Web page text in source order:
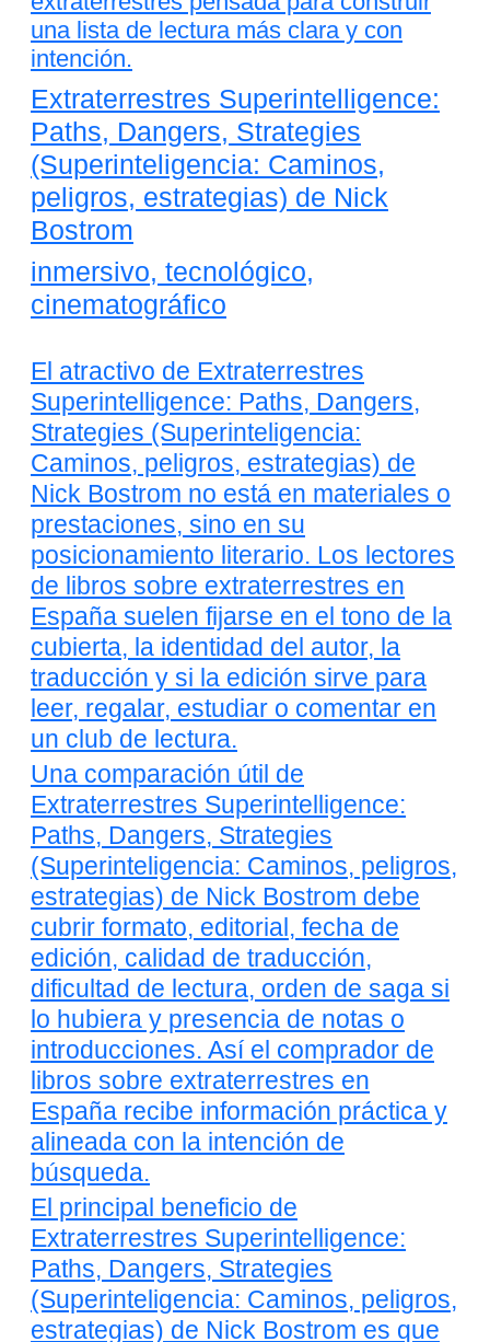
una lista de lectura más clara y con
intención.
Extraterrestres Superintelligence:
Paths, Dangers, Strategies
(Superinteligencia: Caminos,
peligros, estrategias) de Nick
Bostrom
inmersivo, tecnológico,
cinematográfico
El atractivo de Extraterrestres
Superintelligence: Paths, Dangers,
Strategies (Superinteligencia:
Caminos, peligros, estrategias) de
Nick Bostrom no está en materiales o
prestaciones, sino en su
posicionamiento literario. Los lectores
de libros sobre extraterrestres en
España suelen fijarse en el tono de la
cubierta, la identidad del autor, la
traducción y si la edición sirve para
leer, regalar, estudiar o comentar en
un club de lectura.
Una comparación útil de
Extraterrestres Superintelligence:
Paths, Dangers, Strategies
(Superinteligencia: Caminos, peligros,
estrategias) de Nick Bostrom debe
cubrir formato, editorial, fecha de
edición, calidad de traducción,
dificultad de lectura, orden de saga si
lo hubiera y presencia de notas o
introducciones. Así el comprador de
libros sobre extraterrestres en
España recibe información práctica y
alineada con la intención de
búsqueda.
El principal beneficio de
Extraterrestres Superintelligence:
Paths, Dangers, Strategies
(Superinteligencia: Caminos, peligros,
estrategias) de Nick Bostrom es que